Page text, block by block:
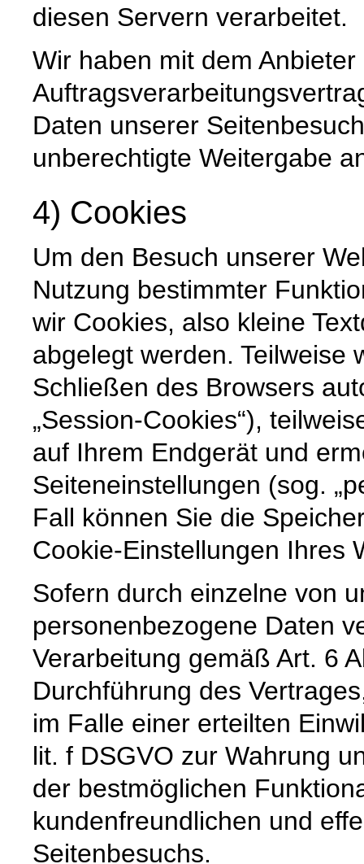
diesen Servern verarbeitet.
Wir haben mit dem Anbieter
Daten unserer
unberechtigte Weitergabe
4) Cookies
Um den Besuch unserer
Nutzung bestimmter
wir Cookies, also kleine
abgelegt werden. Teilweise
Schließen des Browsers
„Session-Cookies“),
auf Ihrem Endgerät und
Seiteneinstellungen (sog.
Fall können Sie die
Cookie-Einstellungen Ihres
Sofern durch einzelne von
personenbezogene Daten
Verarbeitung gemäß Art. 6
Durchführung des
im Falle einer erteilten
lit. f DSGVO zur Wahrung
der bestmöglichen
kundenfreundlichen und
Seitenbesuchs.